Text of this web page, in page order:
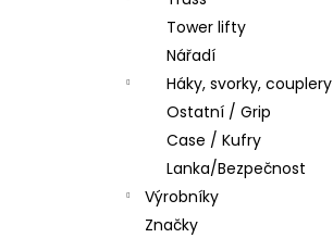
Tower lifty
Nářadí
Háky, svorky, couplery
Ostatní / Grip
Case / Kufry
Lanka/Bezpečnost
Výrobníky
Značky